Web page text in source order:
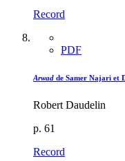
Record
PDF
Arwad de Samer Najari et
Robert Daudelin
p. 61
Record